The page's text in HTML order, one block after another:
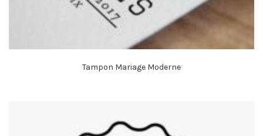
Tampon Mariage Moderne